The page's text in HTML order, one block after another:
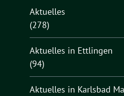
Aktuelles
(278)
Aktuelles in Ettlingen
(94)
Aktuelles in Karlsbad